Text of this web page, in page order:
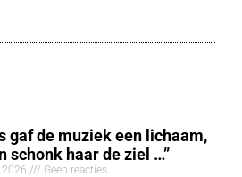
gaf de muziek een lichaam,
schonk haar de ziel …”
Geen reacties